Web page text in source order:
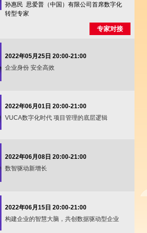
孙惠民 思爱普（中国）有限公司首席数字化
转型专家
专家对接
2022年05月25日 20:00-21:00
企业身份 安全高效
2022年06月01日 20:00-21:00
VUCA数字化时代 项目管理的底层逻辑
2022年06月08日 20:00-21:00
数智驱动新增长
2022年06月15日 20:00-21:00
构建企业的智慧大脑，共创数据驱动型企业